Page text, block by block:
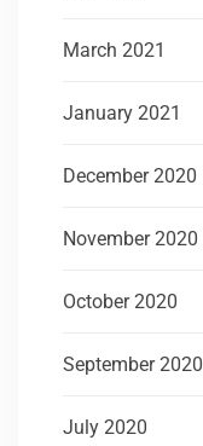
March 2021
January 2021
December 2020
November 2020
October 2020
September 2020
July 2020